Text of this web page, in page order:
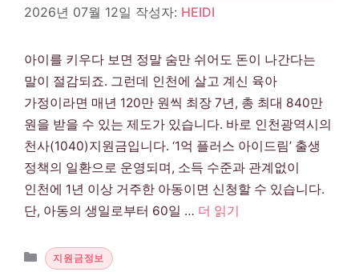
2026년 07월 12일 작성자: HEIDI
아이를 키우다 보면 정말 숨만 쉬어도 돈이 나간다는
말이 절감되죠. 그런데 인천에 살고 계신 육아
가정이라면 매년 120만 원씩 최장 7년, 총 최대 840만
원을 받을 수 있는 제도가 있습니다. 바로 인천광역시의
천사(1040)지원금입니다. ‘1억 플러스 아이드림’ 출생
정책의 일환으로 운영되며, 소득 수준과 관계없이
인천에 1년 이상 거주한 아동이면 신청할 수 있습니다.
단, 아동의 생일로부터 60일 … 더 읽기
카테고리
지원금정보